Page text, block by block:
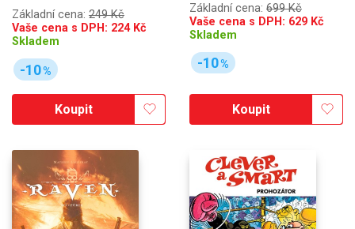
Základní cena: 249 Kč
Vaše cena s DPH: 224Kč
Skladem
-10%
Koupit
Základní cena: 699 Kč
Vaše cena s DPH: 629 Kč
Skladem
-10%
Koupit